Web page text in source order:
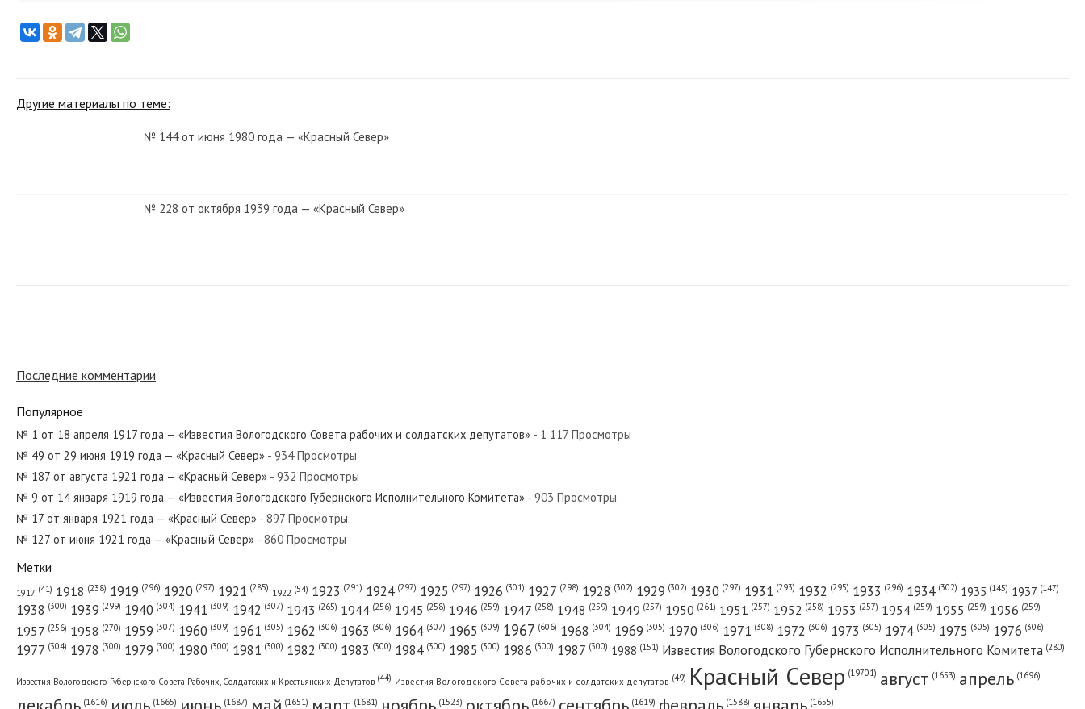
Другие материалы по теме:
№ 144 от июня 1980 года — «Красный Север»
№ 228 от октября 1939 года — «Красный Север»
№ 83 от апреля 1973 года — «Красный Север»
№ 84 от апреля 1952 года — «Красный Север»
Последние комментарии
Популярное
№ 1 от 18 апреля 1917 года — «Известия Вологодского Совета рабочих и солдатских депутатов» - 1 117 Просмотры
№ 49 от 29 июня 1919 года — «Красный Север» - 934 Просмотры
№ 187 от августа 1921 года — «Красный Север» - 932 Просмотры
№ 9 от 14 января 1919 года — «Известия Вологодского Губернского Исполнительного Комитета» - 903 Просмотры
№ 17 от января 1921 года — «Красный Север» - 897 Просмотры
№ 127 от июня 1921 года — «Красный Север» - 860 Просмотры
Метки
1917 (41) 1918 (238) 1919 (296) 1920 (297) 1921 (285) 1922 (54) 1923 (291) 1924 (297) 1925 (297) 1926 (301) 1927 (298) 1928 (302) 1929 (302) 1930 (297) 1931 (293) 1932 (295) 1933 (296) 1934 (302) 1935 (145) 1937 (147)
1938 (300) 1939 (299) 1940 (304) 1941 (309) 1942 (307) 1943 (265) 1944 (256) 1945 (258) 1946 (259) 1947 (258) 1948 (259) 1949 (257) 1950 (261) 1951 (257) 1952 (258) 1953 (257) 1954 (259) 1955 (259) 1956 (259)
1957 (256) 1958 (270) 1959 (307) 1960 (309) 1961 (305) 1962 (306) 1963 (306) 1964 (307) 1965 (309) 1967 (606) 1968 (304) 1969 (305) 1970 (306) 1971 (308) 1972 (306) 1973 (305) 1974 (305) 1975 (305) 1976 (306)
1977 (304) 1978 (300) 1979 (300) 1980 (300) 1981 (300) 1982 (300) 1983 (300) 1984 (300) 1985 (300) 1986 (300) 1987 (300) 1988 (151) Известия Вологодского Губернского Исполнительного Комитета (280)
Известия Вологодского Губернского Совета Рабочих, Солдатских и Крестьянских Депутатов (44) Известия Вологодского Совета рабочих и солдатских депутатов (49) Красный Cевер (19701) август (1653) апрель (1696)
(1616) (1665) (1687) (1651) (1681) (1523) (1667) (1619) (1588) (1655)